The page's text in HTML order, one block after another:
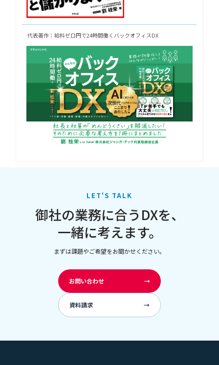
代表著作：給料ゼロ円で24時間働くバックオフィスDX
LET'S TALK
御社の業務に合うDXを、
一緒に考えます。
まずは課題やご希望をお聞かせください。
お問い合わせ →
資料請求 →